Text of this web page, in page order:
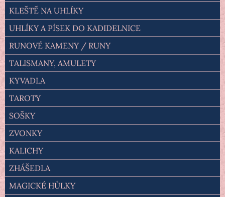
KLEŠTĚ NA UHLÍKY
UHLÍKY A PÍSEK DO KADIDELNICE
RUNOVÉ KAMENY / RUNY
TALISMANY, AMULETY
KYVADLA
TAROTY
SOŠKY
ZVONKY
KALICHY
ZHÁŠEDLA
MAGICKÉ HŮLKY